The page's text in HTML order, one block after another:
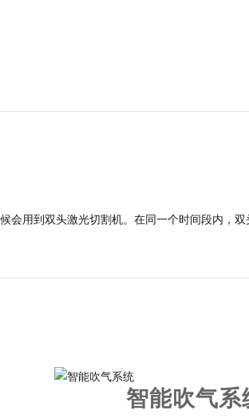
用到双头激光切割机。在同一个时间段内，
智能吹气系